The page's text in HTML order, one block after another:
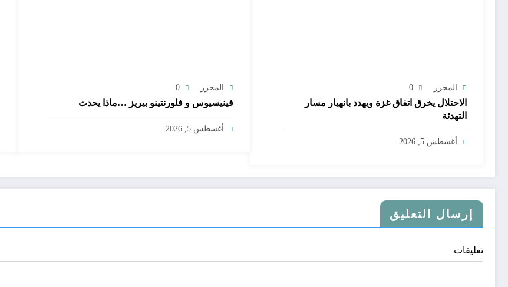
المحرر 0
الاحتلال يخرق اتفاق غزة ويهدد بانهيار مسار
التهدئة
أغسطس 5, 2026
المحرر 0
فينيسيوس و فلورنتينو بيريز …ماذا يحدث
أغسطس 5, 2026
إرسال التعليق
تعليقات